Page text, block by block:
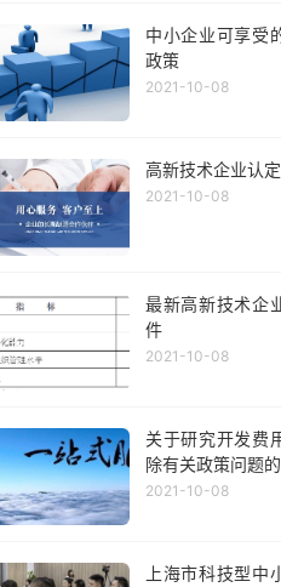
中小企业可享受
政策
2021-10-08
高新技术企业认定
2021-10-08
最新高新技术企
件
2021-10-08
关于研究开发费
除有关政策问题
2021-10-08
上海市科技型中